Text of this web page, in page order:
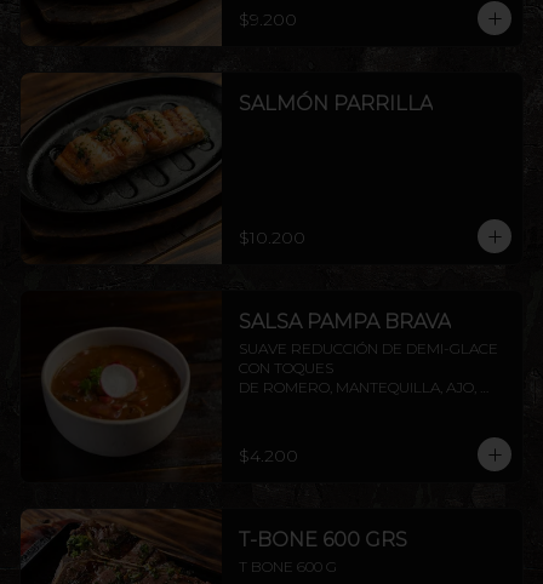
$9.200
SALMÓN PARRILLA
$10.200
SALSA PAMPA BRAVA
SUAVE REDUCCIÓN DE DEMI-GLACE
CON TOQUES
DE ROMERO, MANTEQUILLA, AJO,
$4.200
T-BONE 600 GRS
T BONE 600 G